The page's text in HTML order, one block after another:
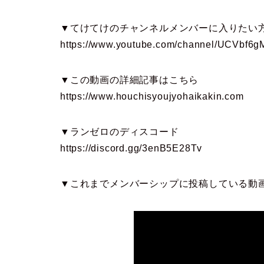
▼てけてけのチャンネルメンバーに入りたい
https://www.youtube.com/channel/
▼この動画の詳細記事はこちら
https://www.houchisyoujyohaikakin.com
▼ランゼロのディスコード
https://discord.gg/3enB5E28Tv
▼これまでメンバーシップに投稿している動